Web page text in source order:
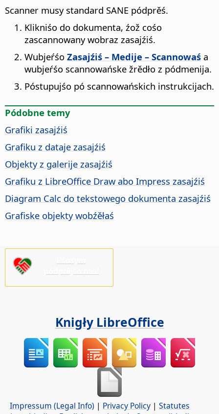
Scanner musy standard SANE pódprěś.
Klikniśo do dokumenta, źož cośo
zascannowany wobraz zasajźiś.
Wubjeŕśo Zasajźiś – Medije – Scannowaś a
wubjeŕśo scannowańske žrědło z pódmenija.
Póstupujśo pó scannowańskich instrukcijach.
Pódobne temy
Grafiki zasajźiś
Grafiku z dataje zasajźiś
Objekty z galerije zasajźiś
Grafiku z LibreOffice Draw abo Impress zasajźiś
Diagram Calc do tekstowego dokumenta zasajźiś
Grafiske objekty wobźěłaś
Knigły LibreOffice
Impressum (Legal Info) | Privacy Policy | Statutes